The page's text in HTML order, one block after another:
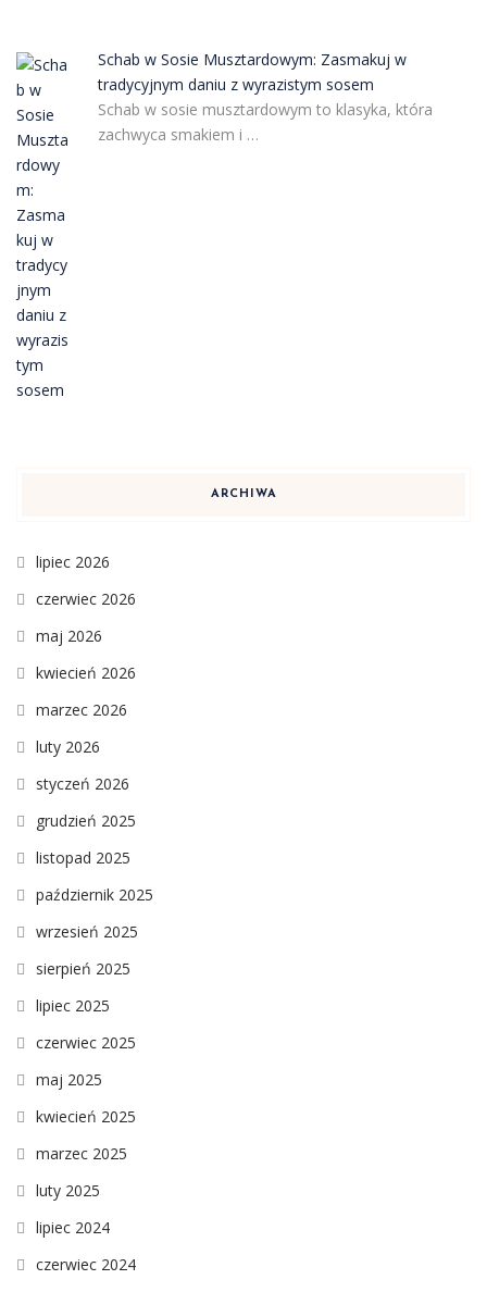
Schab w Sosie Musztardowym: Zasmakuj w
tradycyjnym daniu z wyrazistym sosem
Schab w sosie musztardowym to klasyka, która
zachwyca smakiem i …
ARCHIWA
lipiec 2026
czerwiec 2026
maj 2026
kwiecień 2026
marzec 2026
luty 2026
styczeń 2026
grudzień 2025
listopad 2025
październik 2025
wrzesień 2025
sierpień 2025
lipiec 2025
czerwiec 2025
maj 2025
kwiecień 2025
marzec 2025
luty 2025
lipiec 2024
czerwiec 2024